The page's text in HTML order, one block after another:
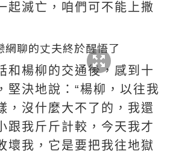
起滅亡，咱們可不能上撒
和楊柳的交通後，感到十
堅決地說：“楊柳，以往我
，沒什麼大不了的，我還
跟我斤斤計較，今天我才
壞我，它是要把我往地獄